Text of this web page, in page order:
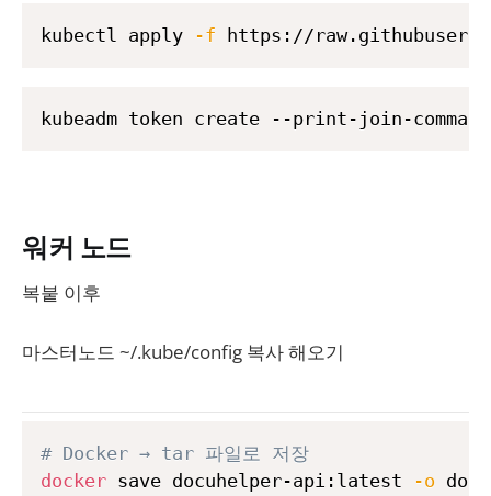
kubectl apply -f https://
kubeadm token create --print-join-command
워커 노드
복붙 이후
마스터노드 ~/.kube/config 복사 해오기
# Docker → tar 파일로 저장
docker save docuhelper-api:latest -o